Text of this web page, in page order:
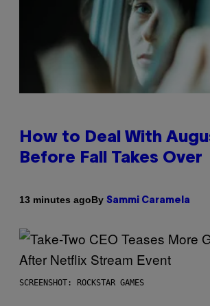
How to Deal With
Before Fall Takes Over
13 minutes agoBy Sammi Caramela
SCREENSHOT: ROCKSTAR GAMES